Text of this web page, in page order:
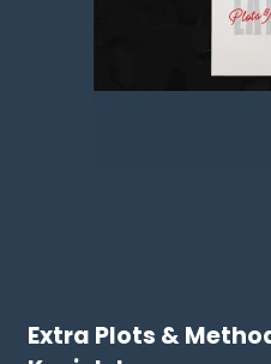
Extra Plots &